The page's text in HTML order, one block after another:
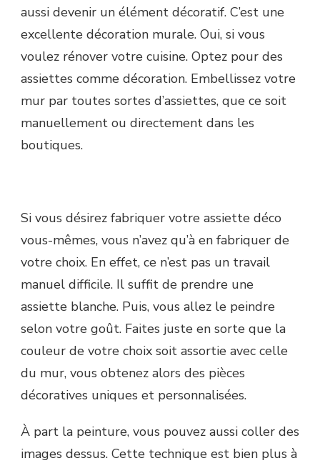
aussi devenir un élément décoratif. C’est une
excellente décoration murale. Oui, si vous
voulez rénover votre cuisine. Optez pour des
assiettes comme décoration. Embellissez votre
mur par toutes sortes d’assiettes, que ce soit
manuellement ou directement dans les
boutiques.
Si vous désirez fabriquer votre assiette déco
vous-mêmes, vous n’avez qu’à en fabriquer de
votre choix. En effet, ce n’est pas un travail
manuel difficile. Il suffit de prendre une
assiette blanche. Puis, vous allez le peindre
selon votre goût. Faites juste en sorte que la
couleur de votre choix soit assortie avec celle
du mur, vous obtenez alors des pièces
décoratives uniques et personnalisées.
À part la peinture, vous pouvez aussi coller des
images dessus. Cette technique est bien plus à